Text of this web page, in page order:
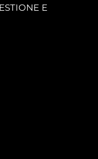
E